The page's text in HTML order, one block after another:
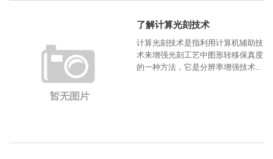
了解计算光刻技术
计算光刻技术是指利用计算机辅助技
术来增强光刻工艺中图形转移保真度
的一种方法，它是分辨率增强技术的